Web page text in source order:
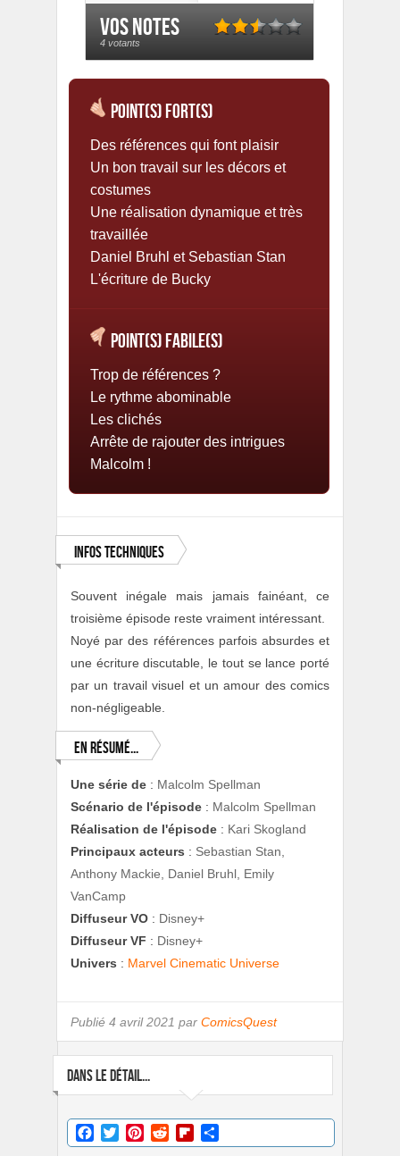
Vos notes
4 votants
Point(s) Fort(s)
Des références qui font plaisir
Un bon travail sur les décors et
costumes
Une réalisation dynamique et très
travaillée
Daniel Bruhl et Sebastian Stan
L'écriture de Bucky
Point(s) Fabile(s)
Trop de références ?
Le rythme abominable
Les clichés
Arrête de rajouter des intrigues
Malcolm !
Infos Techniques
Souvent inégale mais jamais fainéant, ce
troisième épisode reste vraiment intéressant.
Noyé par des références parfois absurdes et
une écriture discutable, le tout se lance porté
par un travail visuel et un amour des comics
non-négligeable.
En résumé...
Une série de : Malcolm Spellman
Scénario de l'épisode : Malcolm Spellman
Réalisation de l'épisode : Kari Skogland
Principaux acteurs : Sebastian Stan,
Anthony Mackie, Daniel Bruhl, Emily
VanCamp
Diffuseur VO : Disney+
Diffuseur VF : Disney+
Univers : Marvel Cinematic Universe
Publié 4 avril 2021 par ComicsQuest
DANS LE DÉTAIL...
Facebook
TwitterPinterestRedditFlipboard